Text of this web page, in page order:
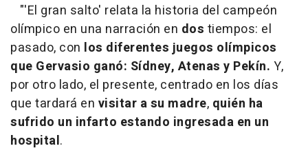
"'El gran salto' relata la historia del campeón
olímpico en una narración en dos tiempos: el
pasado, con los diferentes juegos olímpicos
que Gervasio ganó: Sídney, Atenas y Pekín. Y,
por otro lado, el presente, centrado en los días
que tardará en visitar a su madre, quién ha
sufrido un infarto estando ingresada en un
hospital.